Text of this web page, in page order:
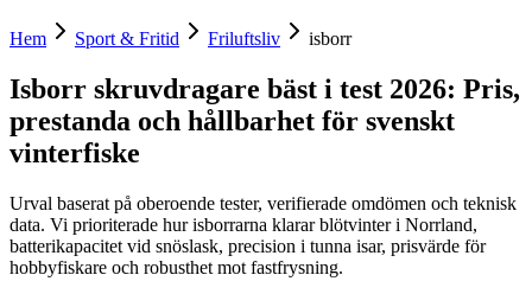
Hem Sport & Fritid Friluftsliv isborr
Isborr skruvdragare bäst i test 2026: Pris,
prestanda och hållbarhet för svenskt
vinterfiske
Urval baserat på oberoende tester, verifierade omdömen och teknisk
data. Vi prioriterade hur isborrarna klarar blötvinter i Norrland,
batterikapacitet vid snöslask, precision i tunna isar, prisvärde för
hobbyfiskare och robusthet mot fastfrysning.